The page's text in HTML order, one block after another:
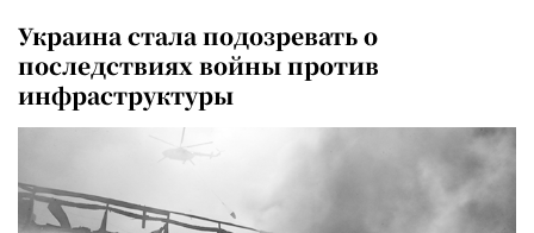
Украина стала подозревать о
последствиях войны против
инфраструктуры